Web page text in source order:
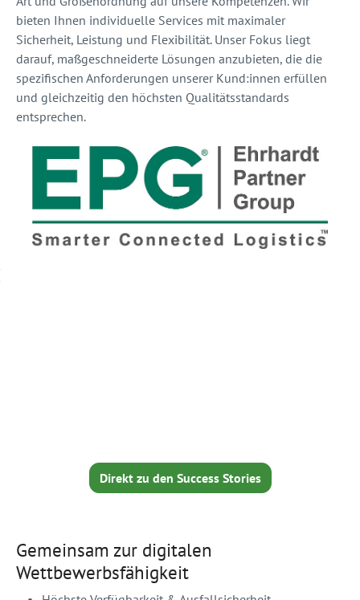
bieten Ihnen individuelle Services mit maximaler
Sicherheit, Leistung und Flexibilität. Unser Fokus liegt
darauf, maßgeschneiderte Lösungen anzubieten, die die
spezifischen Anforderungen unserer Kund:innen erfüllen
und gleichzeitig den höchsten Qualitätsstandards
entsprechen.
Direkt zu den Success Stories
Gemeinsam zur digitalen
Wettbewerbsfähigkeit